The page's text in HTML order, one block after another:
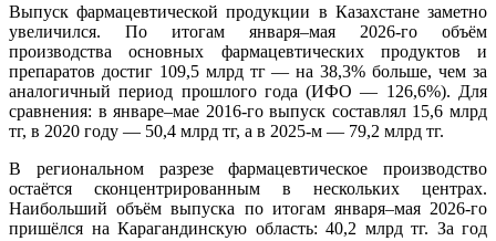
Выпуск фармацевтической продукции в Казахстане заметно
увеличился. По итогам января–мая 2026-го объём
производства основных фармацевтических продуктов и
препаратов достиг 109,5 млрд тг — на 38,3% больше, чем за
аналогичный период прошлого года (ИФО — 126,6%). Для
сравнения: в январе–мае 2016-го выпуск составлял 15,6 млрд
тг, в 2020 году — 50,4 млрд тг, а в 2025-м — 79,2 млрд тг.
В региональном разрезе фармацевтическое производство
остаётся сконцентрированным в нескольких центрах.
Наибольший объём выпуска по итогам января–мая 2026-го
пришёлся на Карагандинскую область: 40,2 млрд тг. За год